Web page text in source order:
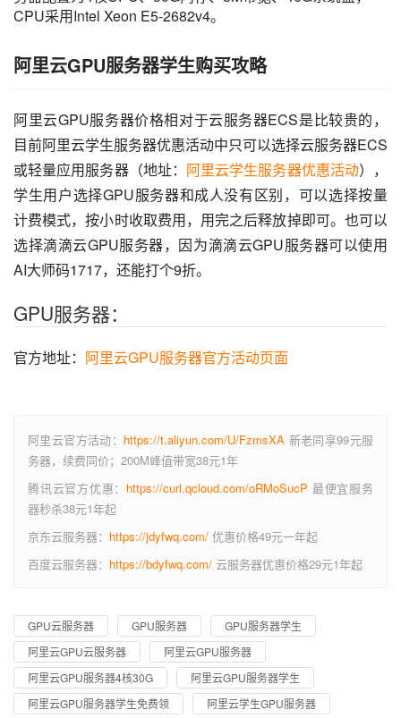
CPU采用Intel Xeon E5-2682v4。
阿里云GPU服务器学生购买攻略
阿里云GPU服务器价格相对于云服务器ECS是比较贵的，
目前阿里云学生服务器优惠活动中只可以选择云服务器ECS
或轻量应用服务器（地址： 阿里云学生服务器优惠活动），
学生用户选择GPU服务器和成人没有区别，可以选择按量
计费模式，按小时收取费用，用完之后释放掉即可。也可以
选择滴滴云GPU服务器，因为滴滴云GPU服务器可以使用
AI大师码1717，还能打个9折。
GPU服务器：
官方地址： 阿里云GPU服务器官方活动页面
阿里云官方活动： https://t.aliyun.com/U/FzmsXA 新老同享99元服
务器，续费同价；200M峰值带宽38元1年
腾讯云官方优惠： https://curl.qcloud.com/oRMoSucP 最便宜服务
器秒杀38元1年起
京东云服务器： https://jdyfwq.com/ 优惠价格49元一年起
百度云服务器： https://bdyfwq.com/ 云服务器优惠价格29元1年起
GPU云服务器 GPU服务器
GPU服务器学生
阿里云GPU云服务器
阿里云GPU服务器
阿里云GPU服务器4核30G
阿里云GPU服务器学生
阿里云GPU服务器学生免费领
阿里云学生GPU服务器